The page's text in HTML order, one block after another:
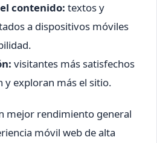
contenido: textos y
a dispositivos móviles
visitantes más satisfechos
y exploran más el sitio.
mejor rendimiento general
móvil web de alta